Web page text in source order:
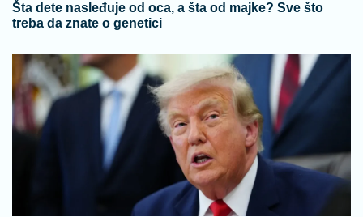
Šta dete nasleđuje od oca, a šta od majke? Sve što
treba da znate o genetici